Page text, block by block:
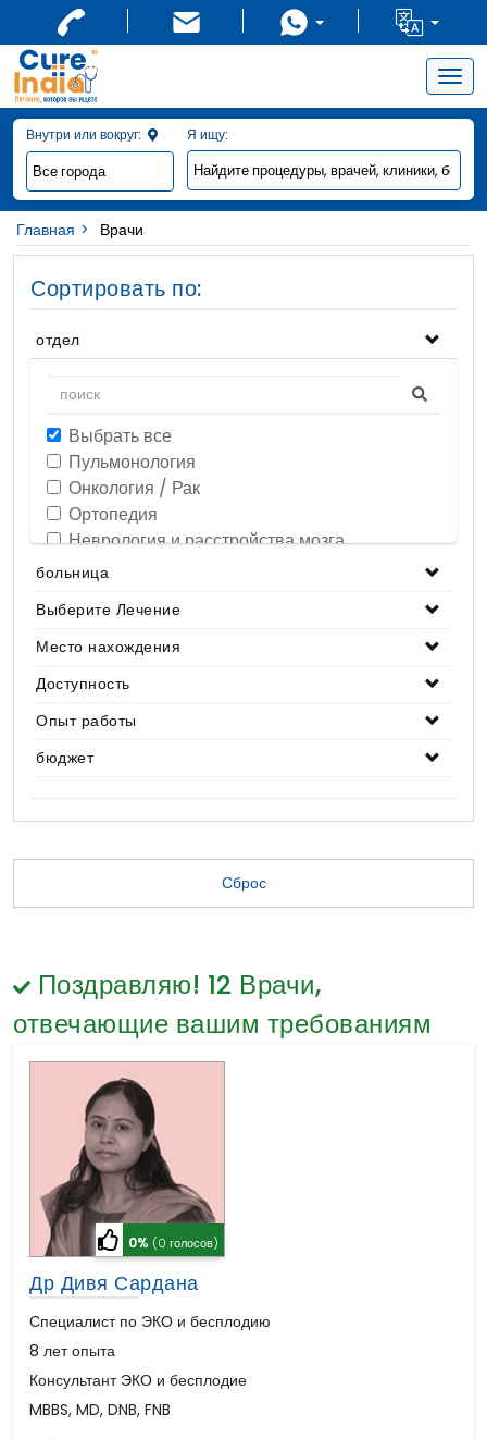
Внутри или вокруг:
Я ищу:
Главная Врачи
Сортировать по:
отдел
Выбрать все
Пульмонология
Онкология / Рак
Ортопедия
Неврология и расстройства мозга
Офтальмология / Уход за глазами
ЛОР / Отоларингология
Стволовые клетки
кардиология
Гинекология
Урология
Пересадка органов
Ожирения и потеря веса
Гастроэнтерология / пищеварительные
расстройства
Гематология
Общая Хирургия
больница
Выберите Лечение
Место нахождения
Доступность
Опыт работы
бюджет
Сброс
Поздравляю! 12 Врачи,
отвечающие вашим требованиям
0% (0 голосов)
Др Дивя Сардана
Специалист по ЭКО и бесплодию
8 лет опыта
Консультант ЭКО и бесплодие
MBBS, MD, DNB, FNB